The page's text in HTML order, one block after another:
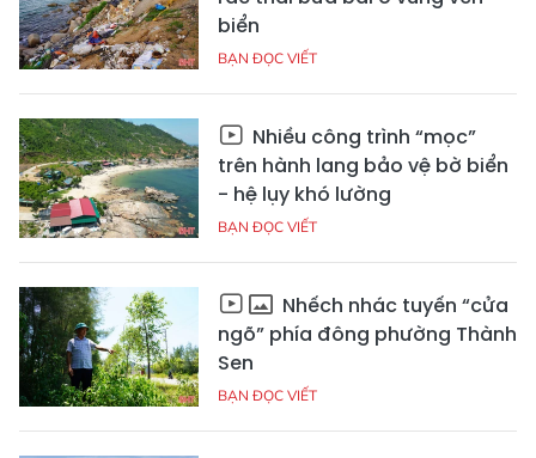
biển
BẠN ĐỌC VIẾT
Nhiều công trình “mọc”
trên hành lang bảo vệ bờ biển
- hệ lụy khó lường
BẠN ĐỌC VIẾT
Nhếch nhác tuyến “cửa
ngõ” phía đông phường Thành
Sen
BẠN ĐỌC VIẾT